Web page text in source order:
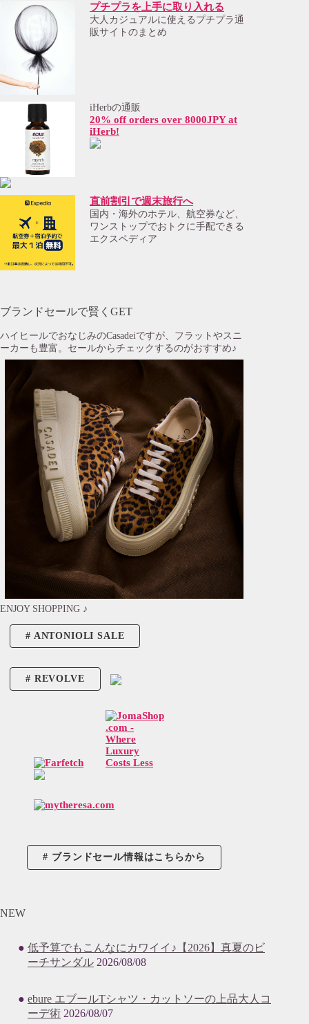
プチプラを上手に取り入れる
大人カジュアルに使えるプチプラ通
販サイトのまとめ
iHerbの通販
20% off orders over 8000JPY at
iHerb!
直前割引で週末旅行へ
国内・海外のホテル、航空券など、
ワンストップでおトクに手配できる
エクスペディア
ブランドセールで賢くGET
ハイヒールでおなじみのCasadeiですが、フラットやスニ
ーカーも豊富。セールからチェックするのがおすすめ♪
ENJOY SHOPPING ♪
ANTONIOLI SALE
REVOLVE
ブランドセール情報はこちらから
NEW
低予算でもこんなにカワイイ♪【2026】真夏のビ
ーチサンダル 2026/08/08
ebure エブールTシャツ・カットソーの上品大人コ
ーデ術 2026/08/07